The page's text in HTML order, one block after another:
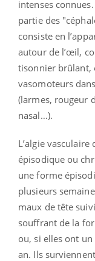
intenses
partie des
consiste en
autour de l’œil,
tisonnier brûlant,
vasomoteurs
(larmes, rougeur
nasal…).
L’algie
épisodique ou
une forme
plusieurs
maux de tête
souffrant de la
ou, si elles ont
an. Ils